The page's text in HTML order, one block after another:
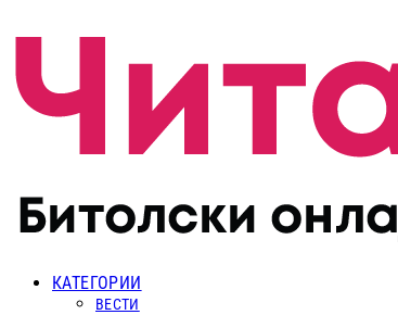
КАТЕГОРИИ
ВЕСТИ